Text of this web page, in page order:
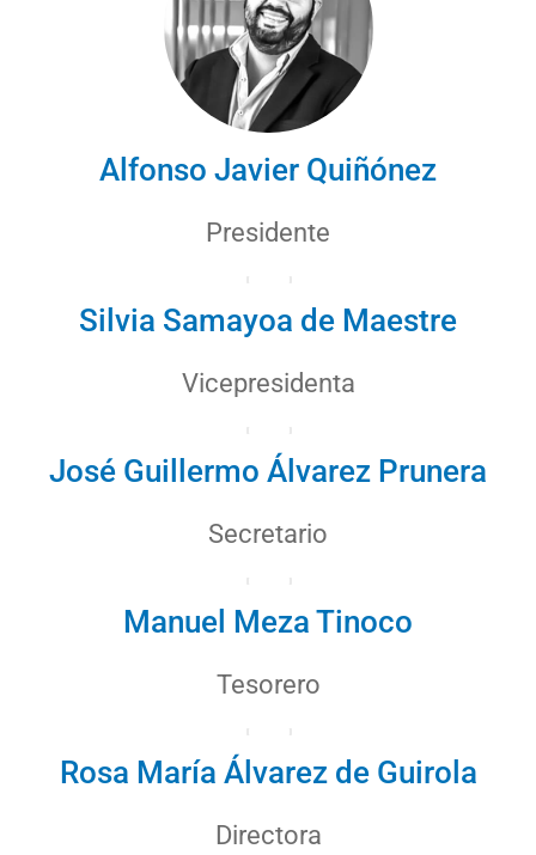
Alfonso Javier Quiñónez
Presidente
Silvia Samayoa de Maestre
Vicepresidenta
José Guillermo Álvarez Prunera
Secretario
Manuel Meza Tinoco
Tesorero
Rosa María Álvarez de Guirola
Directora